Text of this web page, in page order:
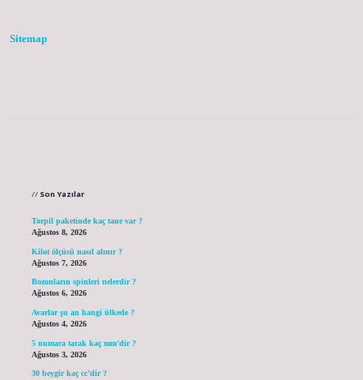
Sitemap
Son Yazılar
Torpil paketinde kaç tane var ?
Ağustos 8, 2026
Kilot ölçüsü nasıl alınır ?
Ağustos 7, 2026
Bozonların spinleri nelerdir ?
Ağustos 6, 2026
Avarlar şu an hangi ülkede ?
Ağustos 4, 2026
5 numara tarak kaç mm’dir ?
Ağustos 3, 2026
30 beygir kaç cc’dir ?